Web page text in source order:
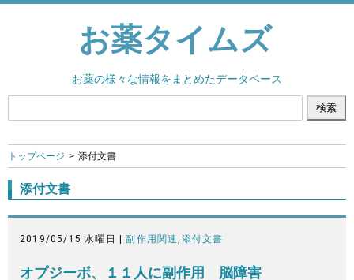
お薬タイムズ
お薬の様々な情報をまとめたデータベース
トップページ 添付文書
添付文書
2019/05/15 水曜日 |副作用関連, 添付文書
オプジーボ、１１人に副作用 脳障害